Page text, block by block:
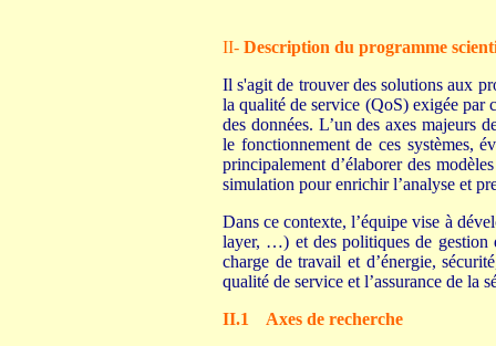
II- Description du programme
Il s'agit de trouver des solutions aux
la qualité de service (QoS) exigée par
des données. L’un des axes majeurs
le fonctionnement de ces systèmes,
principalement d’élaborer des
simulation pour enrichir l’analyse et
Dans ce contexte, l’équipe vise à
layer, …) et des politiques de gestion
charge de travail et d’énergie,
qualité de service et l’assurance de la
II.1 Axes de recherche